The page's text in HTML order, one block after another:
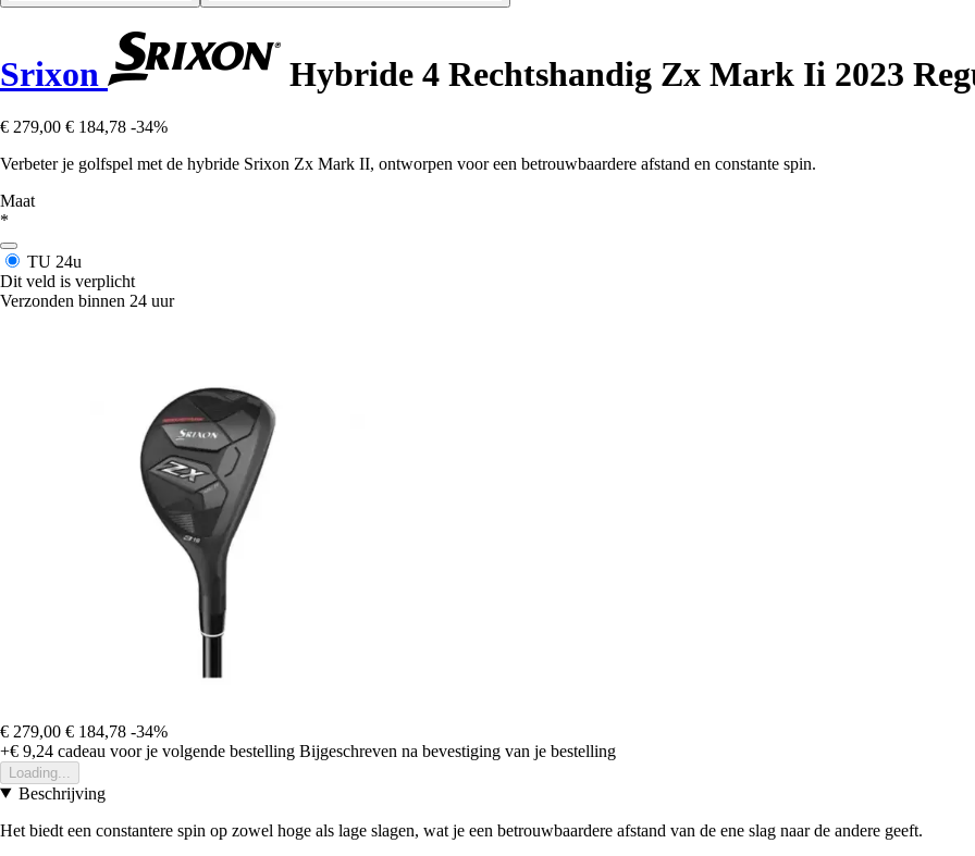
Srixon Hybride 4 Rechtshandig Zx Mark Ii 2023
€ 279,00 € 184,78 -34%
Verbeter je golfspel met de hybride Srixon Zx Mark II, ontworpen voor een betrouwbaardere afstand en constante spin.
Maat
*
TU 24u
Dit veld is verplicht
Verzonden binnen 24 uur
€ 279,00 € 184,78 -34%
+€ 9,24 cadeau voor je volgende bestelling Bijgeschreven na bevestiging van je bestelling
Loading...
Beschrijving
Het biedt een constantere spin op zowel hoge als lage slagen, wat je een betrouwbaardere afstand van de ene slag naar de andere geeft.